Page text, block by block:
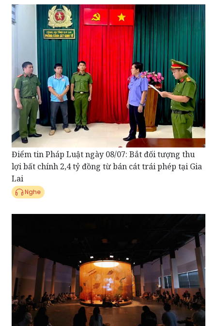
Điểm tin Pháp Luật ngày 08/07: Bắt đối tượng thu
lợi bất chính 2,4 tỷ đồng từ bán cát trái phép tại Gia
Lai
Nghe